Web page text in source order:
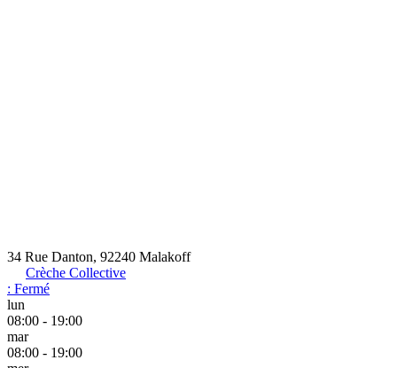
34 Rue Danton, 92240 Malakoff
Crèche Collective
: Fermé
lun
08:00 - 19:00
mar
08:00 - 19:00